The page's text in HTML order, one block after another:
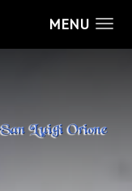
MENU